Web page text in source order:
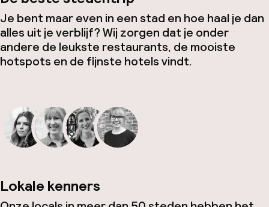
Je bent maar even in een stad en hoe haal je dan
alles uit je verblijf? Wij zorgen dat je onder
andere de leukste restaurants, de mooiste
hotspots en de fijnste hotels vindt.
Lokale kenners